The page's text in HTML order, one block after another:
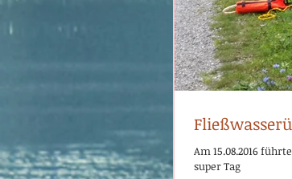
Am 15.08.2016
super Tag